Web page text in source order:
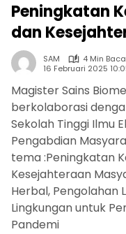
Peningkatan
dan
SAM
4 Min Baca
16 Februari 2025
Magister Sains
berkolaborasi
Sekolah Tinggi Ilmu
Pengabdian
tema :Peningkatan
Kesejahteraan
Herbal, Pengolahan
Lingkungan untuk
Pandemi